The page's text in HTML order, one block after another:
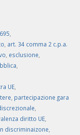
art. 34 comma 2 c.p.a.
esclusione
UE
partecipazione gara
diritto UE
discriminaizone